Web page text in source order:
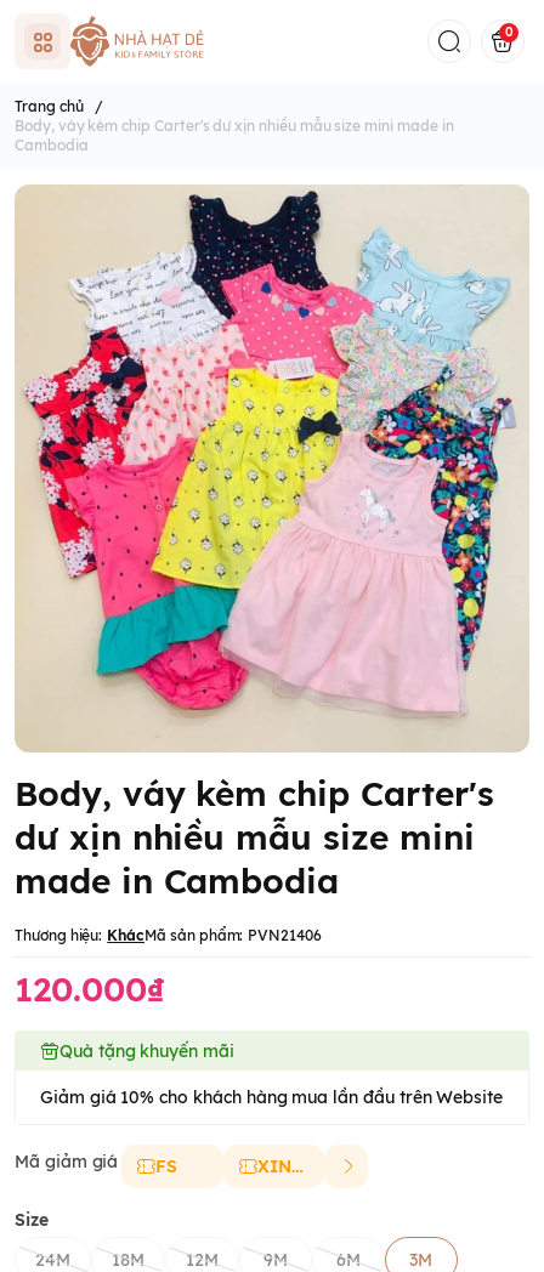
0
Trang chủ
/
Body, váy kèm chip Carter's dư xịn nhiều mẫu size mini made in
Cambodia
Body, váy kèm chip Carter's
dư xịn nhiều mẫu size mini
made in Cambodia
Thương hiệu: KhácMã sản phẩm: PVN21406
120.000₫
Quà tặng khuyến mãi
Giảm giá 10% cho khách hàng mua lần đầu trên Website
Mã giảm giá FS XINCHAO
Size
24M
18M 12M 9M 6M 3M